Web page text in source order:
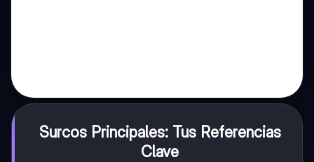
Surcos Principales: Tus Referencias
Clave